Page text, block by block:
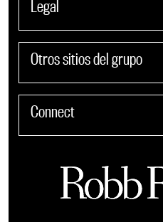
Legal
Otros sitios del grupo
Connect